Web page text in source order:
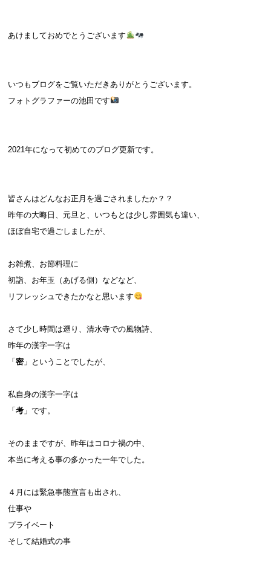
あけましておめでとうございます
いつもブログをご覧いただきありがとうございます。
フォトグラファーの池田です
2021年になって初めてのブログ更新です。
皆さんはどんなお正月を過ごされましたか？？
昨年の大晦日、元旦と、いつもとは少し雰囲気も違い、
ほぼ自宅で過ごしましたが、
お雑煮、お節料理に
初詣、お年玉（あげる側）などなど、
リフレッシュできたかなと思います
さて少し時間は遡り、清水寺での風物詩、
昨年の漢字一字は
「密」ということでしたが、
私自身の漢字一字は
「考 」です。
そのままですが、昨年はコロナ禍の中、
本当に考える事の多かった一年でした。
４月には緊急事態宣言も出され、
仕事や
プライベート
そして結婚式の事